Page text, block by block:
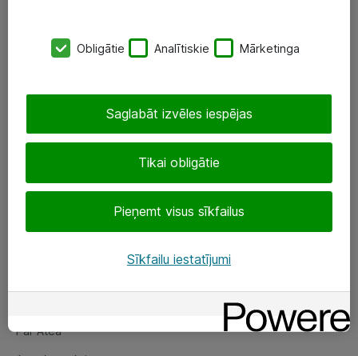
SIA „ATEA”
eShop@atea.lv
Sekojiet mums
Par Atea
Par Atea
Obligātie Analītiskie Mārketinga
Tikai obligātie
Pieņemt visus sīkfailus
Saglabāt izvēles iespējas
Sīkfailu iestatījumi